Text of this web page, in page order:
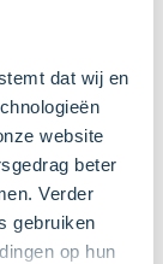
dat wij en
website
beter
Verder
gebruiken
op hun
.